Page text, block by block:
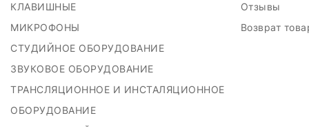
КЛАВИШНЫЕ
МИКРОФОНЫ
СТУДИЙНОЕ ОБОРУДОВАНИЕ
ЗВУКОВОЕ ОБОРУДОВАНИЕ
ТРАНСЛЯЦИОННОЕ И ИНСТАЛЯЦИОННОЕ
ОБОРУДОВАНИЕ
Отзывы
Возврат